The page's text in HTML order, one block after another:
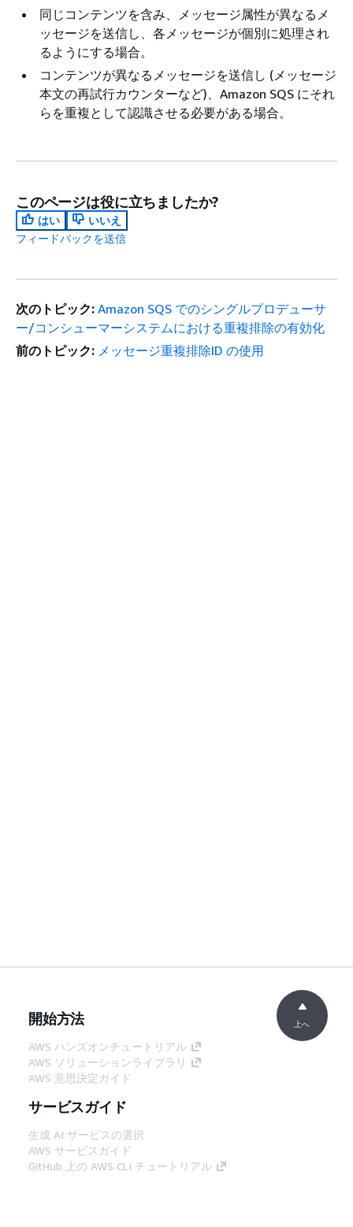
同じコンテンツを含み、メッセージ属性が異なるメ
ッセージを送信し、各メッセージが個別に処理され
るようにする場合。
コンテンツが異なるメッセージを送信し (メッセージ
本文の再試行カウンターなど)、Amazon SQS にそれ
らを重複として認識させる必要がある場合。
このページは役に立ちましたか?
はい
いいえ
フィードバックを送信
次のトピック: Amazon SQS でのシングルプロデューサ
ー/コンシューマーシステムにおける重複排除の有効化
前のトピック: メッセージ重複排除ID の使用
開始方法
AWS ハンズオンチュートリアル
AWS ソリューションライブラリ
AWS 意思決定ガイド
サービスガイド
生成 AI サービスの選択
AWS サービスガイド
GitHub 上の AWS CLI チュートリアル
上へ